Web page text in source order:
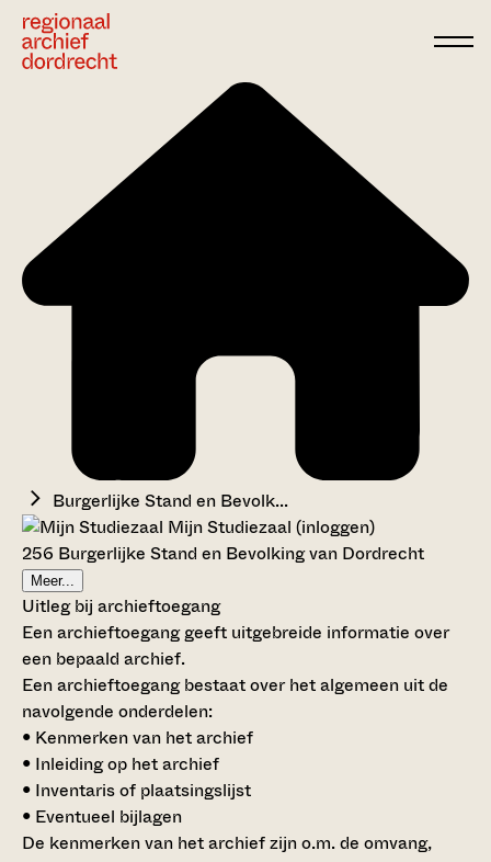
Burgerlijke Stand en Bevolk...
Mijn Studiezaal (inloggen)
256 Burgerlijke Stand en Bevolking van Dordrecht
Meer...
Uitleg bij archieftoegang
Een archieftoegang geeft uitgebreide informatie over
een bepaald archief.
Een archieftoegang bestaat over het algemeen uit de
navolgende onderdelen:
• Kenmerken van het archief
• Inleiding op het archief
• Inventaris of plaatsingslijst
• Eventueel bijlagen
De kenmerken van het archief zijn o.m. de omvang,